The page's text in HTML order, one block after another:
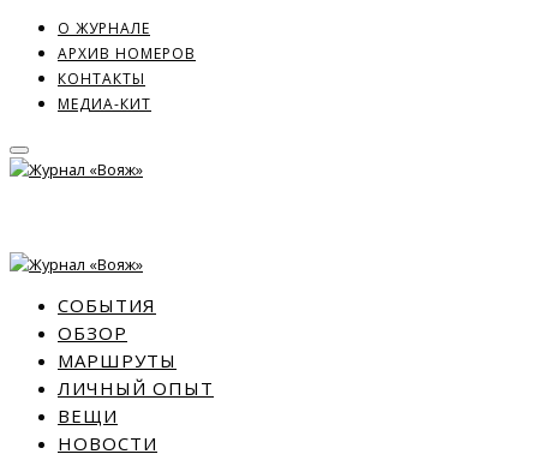
О ЖУРНАЛЕ
АРХИВ НОМЕРОВ
КОНТАКТЫ
МЕДИА-КИТ
СОБЫТИЯ
ОБЗОР
МАРШРУТЫ
ЛИЧНЫЙ ОПЫТ
ВЕЩИ
НОВОСТИ